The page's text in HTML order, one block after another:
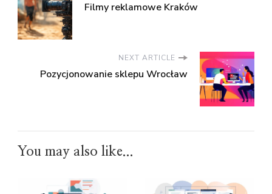
Filmy reklamowe Kraków
NEXT ARTICLE
Pozycjonowanie sklepu Wrocław
You may also like...